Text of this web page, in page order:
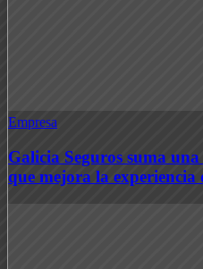
Empresa
Galicia Seguros suma
que mejora la experiencia